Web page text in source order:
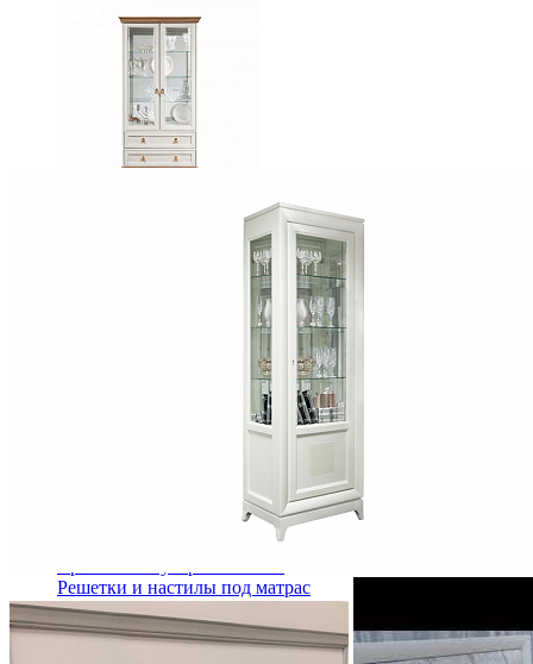
Шкаф витрина Тельма ГМ 6507
Деревянные кровати с подъемным механизмом
Кровати односпальные с подъемным механизмом
Кровати двуспальные с подъемным механизмом
Кровати полутороспальные с подъемным
Кровати металлические
Решетки и настилы под матрас
Спальные гарнитуры
Тахта
Туалетные столики